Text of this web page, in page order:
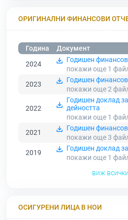
ОРИГИНАЛНИ ФИНАНСОВИ
Година
Документ
2024
Годишен
покажи още 1
2023
Годишен
покажи още 2
2022
Годишен доклад за
дейността
покажи още 1
2021
Годишен
покажи още 3
2019
Годишен доклад
покажи още 1
виж всички
ОСИГУРЕНИ ЛИЦА В НОИ